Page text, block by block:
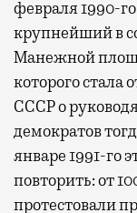
февраля 1990-
крупнейший в
Манежной
которого стала
СССР о
демократов
январе 1991-го
повторить: от
протестовали